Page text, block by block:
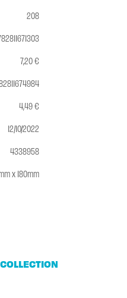
208
7,20 €
4,49 €
12/10/2022
4338958
x 180mm